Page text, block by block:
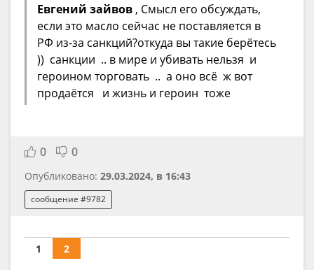
Евгений зайвов , Смысл его обсуждать,
если это масло сейчас не поставляется в
РФ из-за санкций?откуда вы такие берётесь
)) санкции .. в мире и убивать нельзя и
героином торговать .. а оно всё ж вот
продаётся и жизнь и героин тоже
0 0
Опубликовано: 29.03.2024, в 16:43
сообщение #9782
1 2